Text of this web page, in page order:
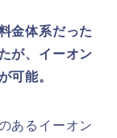
金体系だった
が、イーオン
可能。
あるイーオン